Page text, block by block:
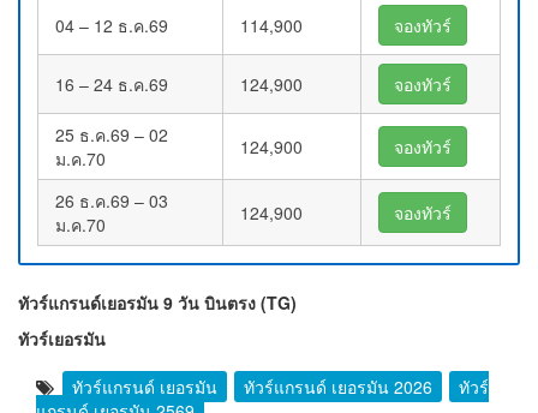
04 – 12 ธ.ค.69 114,900 จองทัวร์
16 – 24 ธ.ค.69 124,900 จองทัวร์
25 ธ.ค.69 – 02
ม.ค.70
124,900 จองทัวร์
26 ธ.ค.69 – 03
ม.ค.70
124,900 จองทัวร์
ทัวร์แกรนด์เยอรมัน 9 วัน บินตรง (TG)
ทัวร์เยอรมัน
ทัวร์แกรนด์ เยอรมัน
ทัวร์แกรนด์ เยอรมัน 2026
ทัวร์